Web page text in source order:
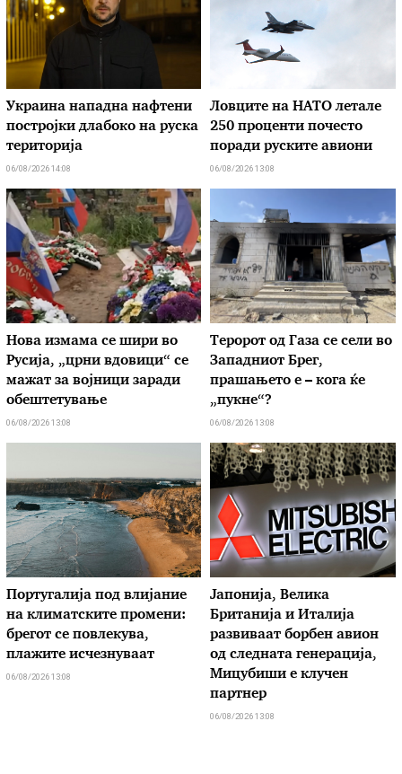
Украина нападна нафтени
постројки длабоко на руска
територија
06/08/2026 14:08
Ловците на НАТО летале
250 проценти почесто
поради руските авиони
06/08/2026 13:08
Нова измама се шири во
Русија, „црни вдовици“ се
мажат за војници заради
обештетување
06/08/2026 13:08
Теророт од Газа се сели во
Западниот Брег,
прашањето е – кога ќе
„пукне“?
06/08/2026 13:08
Португалија под влијание
на климатските промени:
брегот се повлекува,
плажите исчезнуваат
06/08/2026 13:08
Јапонија, Велика
Британија и Италија
развиваат борбен авион
од следната генерација,
Мицубиши е клучен
партнер
06/08/2026 13:08